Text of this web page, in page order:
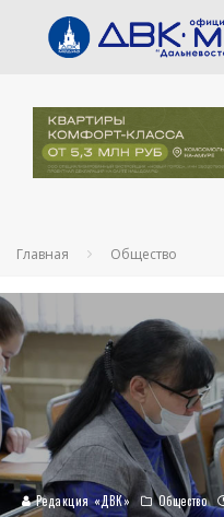
Главная Общество
Редакция «ДВК» Общество